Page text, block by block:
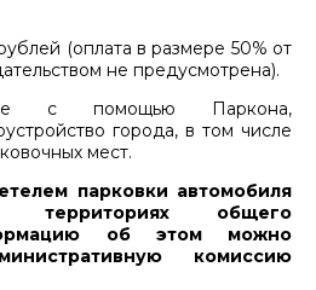
(оплата в размере 50% от
не предусмотрена).
с помощью Паркона,
города, в том числе
мест.
парковки автомобиля
территориях общего
об этом можно
комиссию